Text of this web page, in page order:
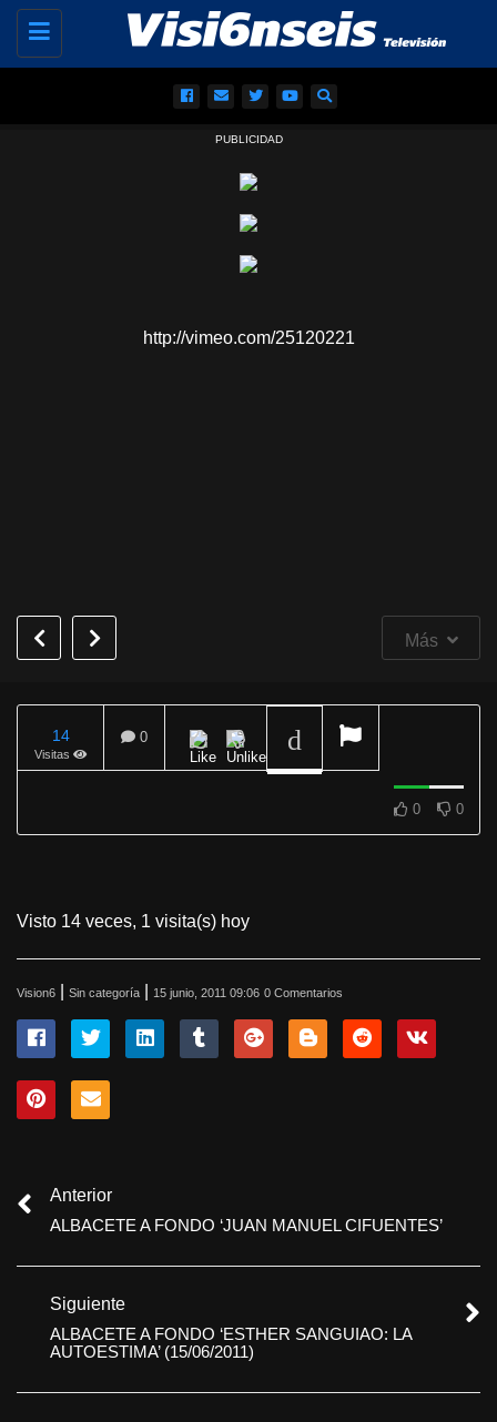
Toggle
navigation
PUBLICIDAD
http://vimeo.com/25120221
Más
14
Visitas
0
0 0
Visto 14 veces, 1 visita(s) hoy
Vision6 Sin categoría 15 junio, 2011 09:06 0 Comentarios
Anterior
ALBACETE A FONDO ‘JUAN MANUEL CIFUENTES’
Siguiente
ALBACETE A FONDO ‘ESTHER SANGUIAO: LA
AUTOESTIMA’ (15/06/2011)